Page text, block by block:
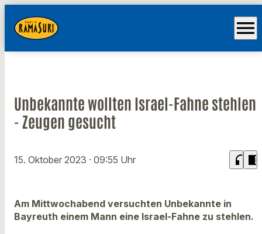
menu
Unbekannte wollten Israel-Fahne stehlen
- Zeugen gesucht
15. Oktober 2023 · 09:55 Uhr headphones chrome_reader_mode
Am Mittwochabend versuchten Unbekannte in
Bayreuth einem Mann eine Israel-Fahne zu stehlen.